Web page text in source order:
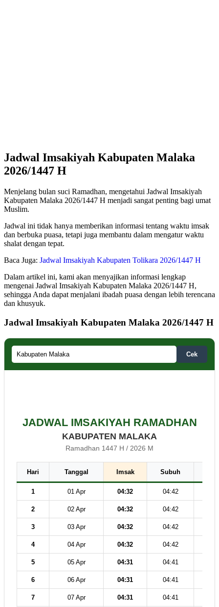
Jadwal Imsakiyah Kabupaten Malaka
2026/1447 H
Menjelang bulan suci Ramadhan, mengetahui Jadwal Imsakiyah
Kabupaten Malaka 2026/1447 H menjadi sangat penting bagi umat
Muslim.
Jadwal ini tidak hanya memberikan informasi tentang waktu imsak
dan berbuka puasa, tetapi juga membantu dalam mengatur waktu
shalat dengan tepat.
Baca Juga: Jadwal Imsakiyah Kabupaten Tolikara 2026/1447 H
Dalam artikel ini, kami akan menyajikan informasi lengkap
mengenai Jadwal Imsakiyah Kabupaten Malaka 2026/1447 H,
sehingga Anda dapat menjalani ibadah puasa dengan lebih terencana
dan khusyuk.
Jadwal Imsakiyah Kabupaten Malaka 2026/1447 H
Cek
JADWAL IMSAKIYAH RAMADHAN
KABUPATEN MALAKA
Ramadhan 1447 H / 2026 M
Hari Tanggal Imsak Subuh
1 01 Apr 04:32 04:42
2 02 Apr 04:32 04:42
3 03 Apr 04:32 04:42
4 04 Apr 04:32 04:42
5 05 Apr 04:31 04:41
6 06 Apr 04:31 04:41
7 07 Apr 04:31 04:41